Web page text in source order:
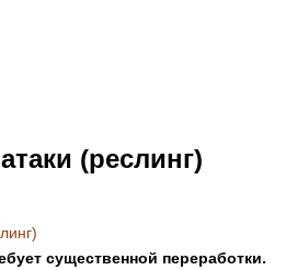
(реслинг)
существенной переработки.